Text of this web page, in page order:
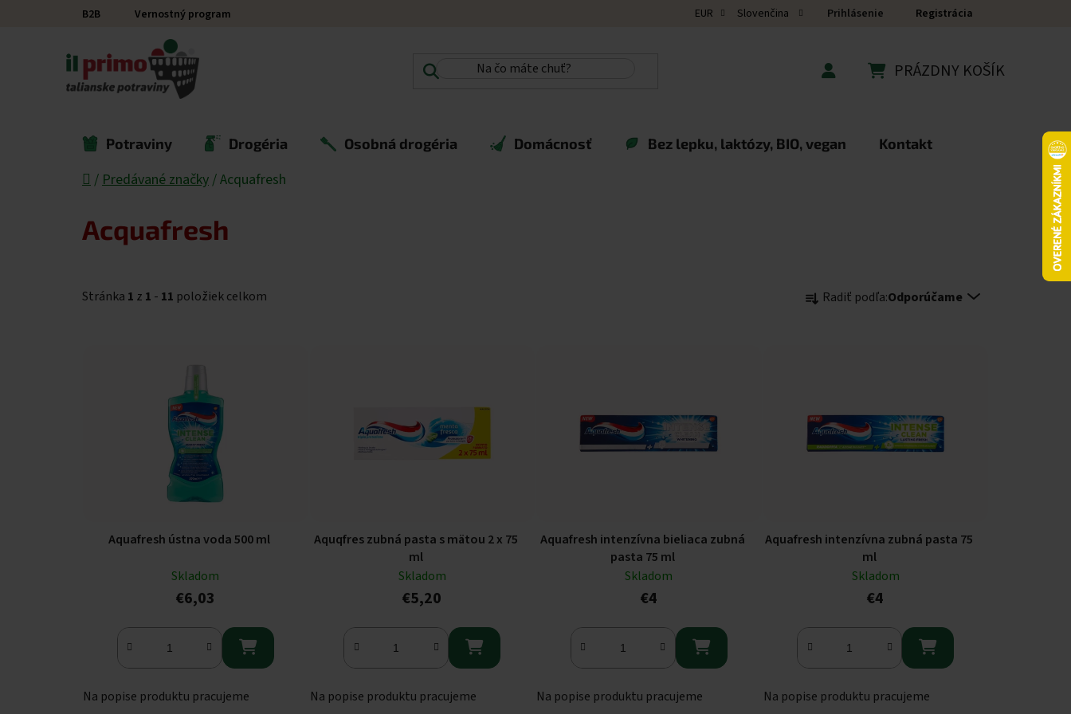
Prejsť na obsahB2B Vernostný program EUR Slovenčina Prihlásenie Registrácia
PRÁZDNY KOŠÍK
Potraviny Drogéria Osobná drogéria Domácnosť Bez lepku, laktózy, BIO, vegan Kontakt
Domov
/ Predávané značky /Acquafresh
Acquafresh
Stránka 1 z 1 - 11 položiek celkom Radiť podľa:Odporúčame
Aquafresh ústna voda 500 ml
Skladom
€6,03

Na popise produktu pracujeme
Aquqfres zubná pasta s mätou 2 x 75
ml
Skladom
€5,20

Na popise produktu pracujeme
Aquafresh intenzívna bieliaca zubná
pasta 75 ml
Skladom
€4

Na popise produktu pracujeme
Aquafresh intenzívna zubná pasta 75
ml
Skladom
€4

Na popise produktu pracujeme